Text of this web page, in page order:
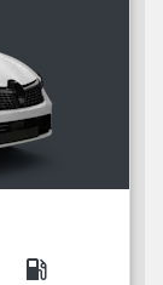
local_gas_station